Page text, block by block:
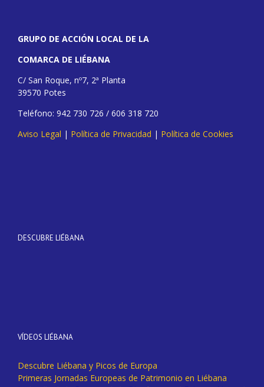
GRUPO DE ACCIÓN LOCAL DE LA
COMARCA DE LIÉBANA
C/ San Roque, nº7, 2ª Planta
39570 Potes
Teléfono: 942 730 726 / 606 318 720
Aviso Legal | Política de Privacidad | Política de Cookies
DESCUBRE LIÉBANA
VÍDEOS LIÉBANA
Descubre Liébana y Picos de Europa
Primeras Jornadas Europeas de Patrimonio en Liébana